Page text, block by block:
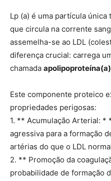
Lp (a) é uma partícula
que circula na corrente
assemelha-se ao LDL
diferença crucial: carrega
chamada apolipoproteína(a)
Este componente proteico
propriedades perigosas:
1. ** Acumulação Arterial: *
agressiva para a formação
artérias do que o LDL
2. ** Promoção da
probabilidade de formação